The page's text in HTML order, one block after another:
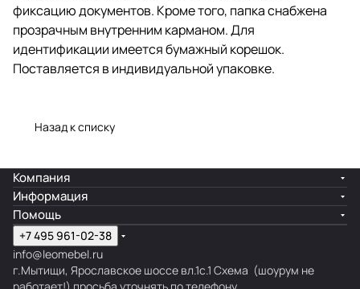
фиксацию документов. Кроме того, папка снабжена
прозрачным внутренним карманом. Для
идентификации имеется бумажный корешок.
Поставляется в индивидуальной упаковке.
Назад к списку
Компания
Информация
Помощь
+7 495 961-02-38
info@leomebel.ru
г.Мытищи, Ярославское шоссе вл.1с.1 Схема (шоурум не